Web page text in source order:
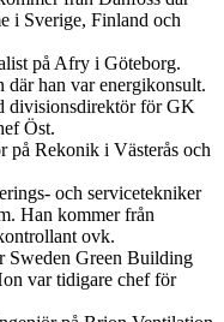
i Sverige, Finland och
på Afry i Göteborg.
han var energikonsult.
divisionsdirektör för GK
Öst.
på Rekonik i Västerås och
och servicetekniker
Han kommer från
ovk.
Sweden Green Building
var tidigare chef för